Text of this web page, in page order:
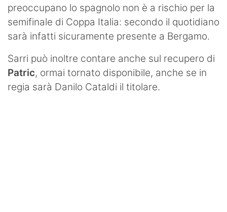
preoccupano lo spagnolo non è a rischio per la
semifinale di Coppa Italia: secondo il quotidiano
sarà infatti sicuramente presente a Bergamo.
Sarri può inoltre contare anche sul recupero di
Patric, ormai tornato disponibile, anche se in
regia sarà Danilo Cataldi il titolare.